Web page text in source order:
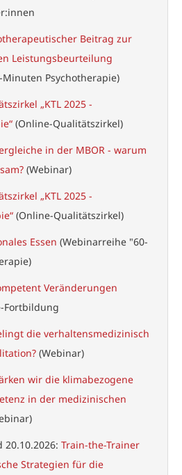
Beitrag zur
Leistungsbeurteilung
Psychotherapie)
„KTL 2025 -
(Online-Qualitätszirkel)
in der MBOR - warum
(Webinar)
„KTL 2025 -
(Online-Qualitätszirkel)
Essen (Webinarreihe "60-
Veränderungen
Fortbildung
die verhaltensmedizinisch
(Webinar)
wir die klimabezogene
in der medizinischen
20.10.2026: Train-the-Trainer
Strategien für die